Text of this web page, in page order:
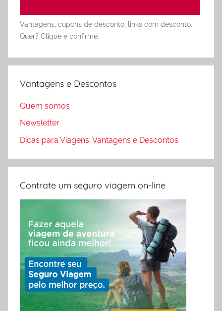
Vantagens, cupons de desconto, links com desconto.
Quer? Clique e confirme.
Vantagens e Descontos
Quem somos
Newsletter
Dicas para Viagens: Vantagens e Descontos
Contrate um seguro viagem on-line